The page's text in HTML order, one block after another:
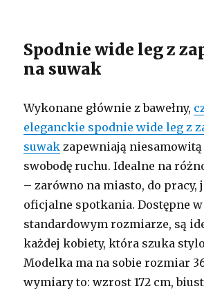
Spodnie wide leg z
na suwak
Wykonane głównie z bawełny,
eleganckie spodnie wide leg z
suwak zapewniają niesamowitą
swobodę ruchu. Idealne na
– zarówno na miasto, do pracy,
oficjalne spotkania. Dostępne w
standardowym rozmiarze, są
każdej kobiety, która szuka
Modelka ma na sobie rozmiar
wymiary to: wzrost 172 cm,